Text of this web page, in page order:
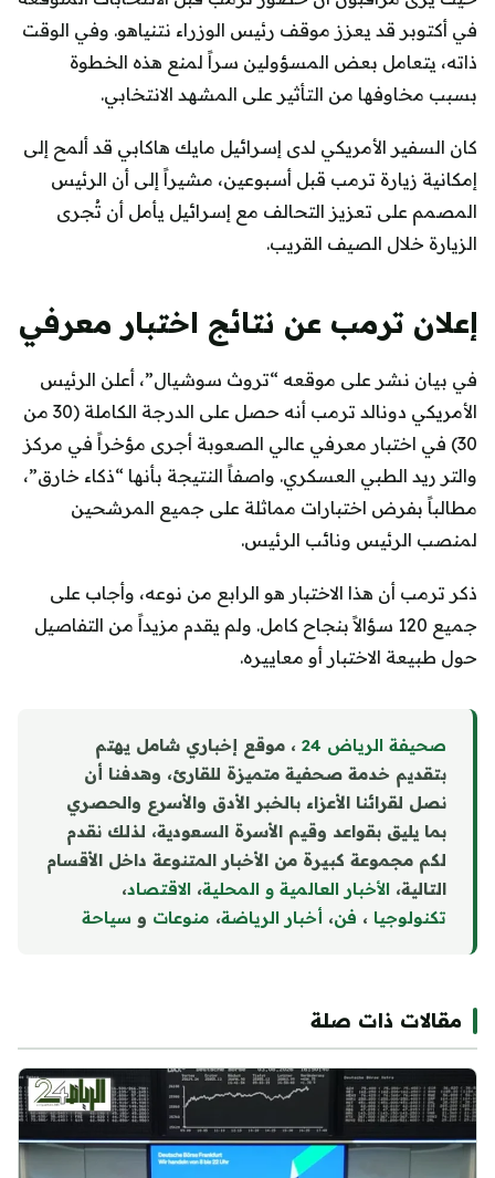
في أكتوبر قد يعزز موقف رئيس الوزراء نتنياهو. وفي الوقت
ذاته، يتعامل بعض المسؤولين سراً لمنع هذه الخطوة
بسبب مخاوفها من التأثير على المشهد الانتخابي.
كان السفير الأمريكي لدى إسرائيل مايك هاكابي قد ألمح إلى
إمكانية زيارة ترمب قبل أسبوعين، مشيراً إلى أن الرئيس
المصمم على تعزيز التحالف مع إسرائيل يأمل أن تُجرى
الزيارة خلال الصيف القريب.
إعلان ترمب عن نتائج اختبار معرفي
في بيان نشر على موقعه “تروث سوشيال”، أعلن الرئيس
الأمريكي دونالد ترمب أنه حصل على الدرجة الكاملة (30 من
30) في اختبار معرفي عالي الصعوبة أجرى مؤخراً في مركز
والتر ريد الطبي العسكري. واصفاً النتيجة بأنها “ذكاء خارق”،
مطالباً بفرض اختبارات مماثلة على جميع المرشحين
لمنصب الرئيس ونائب الرئيس.
ذكر ترمب أن هذا الاختبار هو الرابع من نوعه، وأجاب على
جميع 120 سؤالاً بنجاح كامل. ولم يقدم مزيداً من التفاصيل
حول طبيعة الاختبار أو معاييره.
صحيفة الرياض 24
، موقع إخباري شامل يهتم
بتقديم خدمة صحفية متميزة للقارئ، وهدفنا أن
نصل لقرائنا الأعزاء بالخبر الأدق والأسرع والحصري
بما يليق بقواعد وقيم الأسرة السعودية، لذلك نقدم
لكم مجموعة كبيرة من الأخبار المتنوعة داخل الأقسام
التالية، الأخبار العالمية و المحلية، الاقتصاد،
تكنولوجيا ، فن، أخبار الرياضة، منوعات و سياحة
مقالات ذات صلة